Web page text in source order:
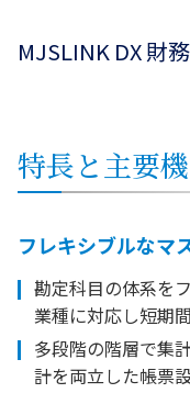
MJSLINK DX 財
特長と主要
フレキシブルなマ
勘定科目の体系を
業種に対応し短期
多段階の階層で集
計を両立した帳票